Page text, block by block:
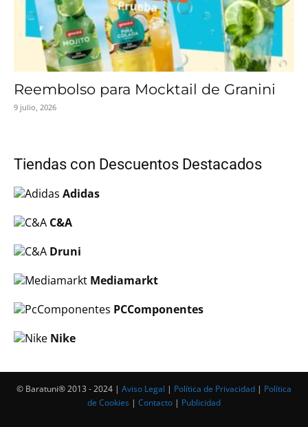
Reembolso para Mocktail de Granini
9 julio, 2026
Tiendas con Descuentos Destacados
Adidas
C&A
Druni
Mediamarkt
PCComponentes
Nike
© Baratuni®‎ 2013 - 2024 | Aviso Legal | Política de Privacidad | Política
de Cookies | Contacto | Publicidad